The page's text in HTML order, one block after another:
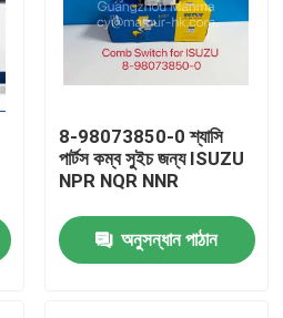
8-98073850-0 শ্যাসি
পার্টস কম্ব সুইচ জন্য ISUZU
NPR NQR NNR
অনুসন্ধান পাঠান